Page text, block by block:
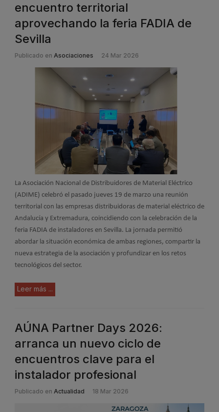
encuentro territorial
aprovechando la feria FADIA de
Sevilla
Publicado en Asociaciones 24 Mar 2026
La Asociación Nacional de Distribuidores de Material Eléctrico
(ADIME) celebró el pasado jueves 19 de marzo una reunión
territorial con las empresas distribuidoras de material eléctrico de
Andalucía y Extremadura, coincidiendo con la celebración de la
feria FADIA de instaladores en Sevilla. La jornada permitió
abordar la situación económica de ambas regiones, compartir la
nueva estrategia de la asociación y profundizar en los retos
tecnológicos del sector.
Leer más ...
AÚNA Partner Days 2026:
arranca un nuevo ciclo de
encuentros clave para el
instalador profesional
Publicado en Actualidad 18 Mar 2026